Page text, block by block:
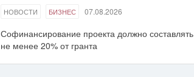
НОВОСТИ БИЗНЕС 07.08.2026
Софинансирование проекта должно составлять
не менее 20% от гранта